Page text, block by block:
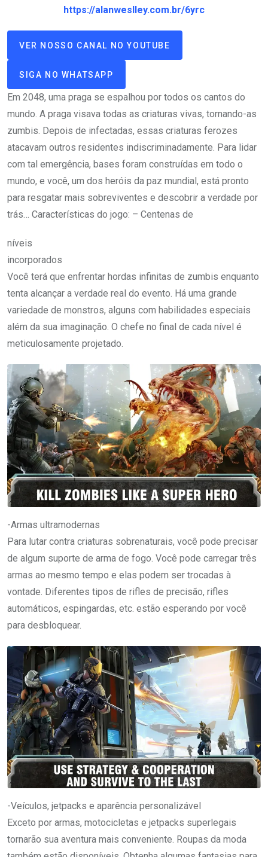
https://alanweslley.com.br/6yrc
VER NOSSO CANAL NO YOUTUBE
SIGA NO WHATSAPP
Em 2048, uma praga se espalhou por todos os cantos do
mundo. A praga visava todas as criaturas vivas, tornando-as
zumbis. Depois de infectadas, essas criaturas ferozes
atacavam outros residentes indiscriminadamente. Para lidar
com tal emergência, bases foram construídas em todo o
mundo, e você, um dos heróis da paz mundial, está pronto
para resgatar mais sobreviventes e descobrir a verdade por
trás… Características do jogo: – Centenas de
níveis
incorporados
Você terá que enfrentar hordas infinitas de zumbis enquanto
tenta alcançar a verdade real do evento. Há uma grande
variedade de monstros, alguns com habilidades especiais
além da sua imaginação. O chefe no final de cada nível é
meticulosamente projetado.
-Armas ultramodernas
Para lutar contra criaturas sobrenaturais, você pode precisar
de algum suporte de arma de fogo. Você pode carregar três
armas ao mesmo tempo e elas podem ser trocadas à
vontade. Diferentes tipos de rifles de precisão, rifles
automáticos, espingardas, etc. estão esperando por você
para desbloquear.
-Veículos, jetpacks e aparência personalizável
Exceto por armas, motocicletas e jetpacks superlegais
tornarão sua aventura mais conveniente. Roupas da moda